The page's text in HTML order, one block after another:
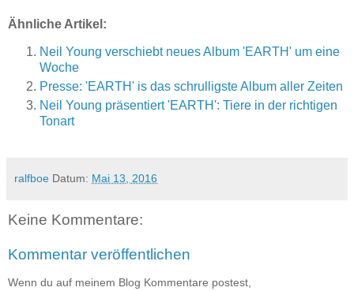
Ähnliche Artikel:
Neil Young verschiebt neues Album 'EARTH' um eine
Woche
Presse: 'EARTH' is das schrulligste Album aller Zeiten
Neil Young präsentiert 'EARTH': Tiere in der richtigen
Tonart
ralfboe Datum: Mai 13, 2016
Keine Kommentare:
Kommentar veröffentlichen
Wenn du auf meinem Blog Kommentare postest,